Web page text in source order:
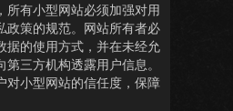
所有小型网站必须加强对用
政策的规范。网站所有者必
据的使用方式，并在未经允
三方机构透露用户信息。
对小型网站的信任度，保障